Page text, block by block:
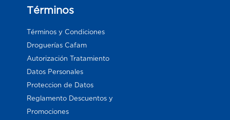
Términos
Términos y Condiciones
Droguerías Cafam
Autorización Tratamiento
Datos Personales
Proteccion de Datos
Reglamento Descuentos y
Promociones